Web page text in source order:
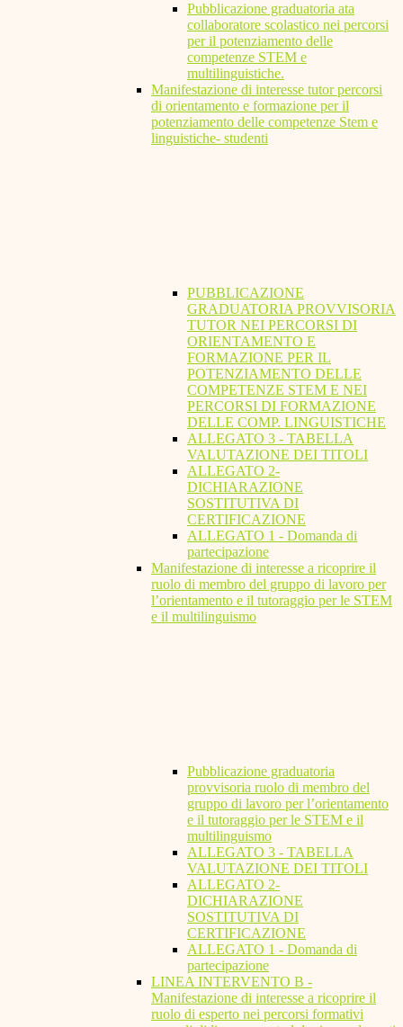
Pubblicazione graduatoria ata
collaboratore scolastico nei percorsi
per il potenziamento delle
competenze STEM e
multilinguistiche.
Manifestazione di interesse tutor percorsi
di orientamento e formazione per il
potenziamento delle competenze Stem e
linguistiche- studenti
PUBBLICAZIONE
GRADUATORIA PROVVISORIA
TUTOR NEI PERCORSI DI
ORIENTAMENTO E
FORMAZIONE PER IL
POTENZIAMENTO DELLE
COMPETENZE STEM E NEI
PERCORSI DI FORMAZIONE
DELLE COMP. LINGUISTICHE
ALLEGATO 3 - TABELLA
VALUTAZIONE DEI TITOLI
ALLEGATO 2-
DICHIARAZIONE
SOSTITUTIVA DI
CERTIFICAZIONE
ALLEGATO 1 - Domanda di
partecipazione
Manifestazione di interesse a ricoprire il
ruolo di membro del gruppo di lavoro per
l’orientamento e il tutoraggio per le STEM
e il multilinguismo
Pubblicazione graduatoria
provvisoria ruolo di membro del
gruppo di lavoro per l’orientamento
e il tutoraggio per le STEM e il
multilinguismo
ALLEGATO 3 - TABELLA
VALUTAZIONE DEI TITOLI
ALLEGATO 2-
DICHIARAZIONE
SOSTITUTIVA DI
CERTIFICAZIONE
ALLEGATO 1 - Domanda di
partecipazione
LINEA INTERVENTO B -
Manifestazione di interesse a ricoprire il
ruolo di esperto nei percorsi formativi